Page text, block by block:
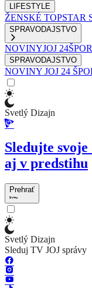
LIFESTYLE
ŽENSKÉ TOPSTAR
SPRAVODAJSTVO
NOVINYJOJ 24
SPRAVODAJSTVO
NOVINY JOJ 24
Svetlý Dizajn
Sledujte
aj v predstihu
Prehrať
Svetlý Dizajn
Sleduj TV JOJ správy